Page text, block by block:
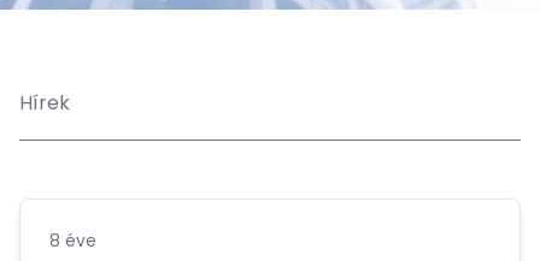
Hírek
8 éve